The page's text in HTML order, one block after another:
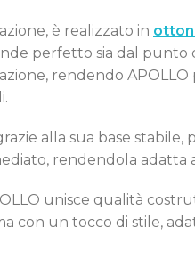
è realizzato in
perfetto sia dal punto
rendendo
alla sua base
rendendola adatta
unisce qualità
con un tocco di stile,